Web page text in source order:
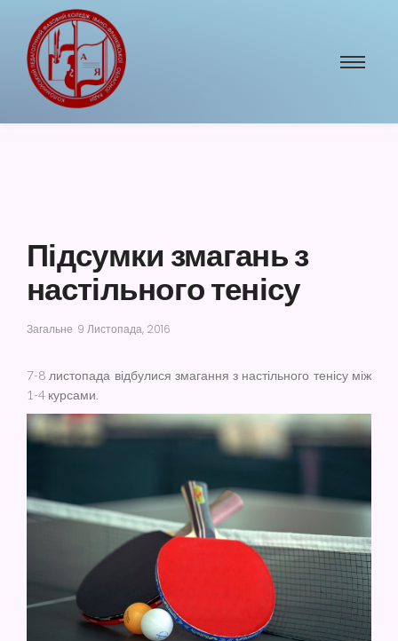
Підсумки змагань з
настільного тенісу
Загальне 9 Листопада, 2016
7-8 листопада відбулися змагання з настільного тенісу між
1-4 курсами.